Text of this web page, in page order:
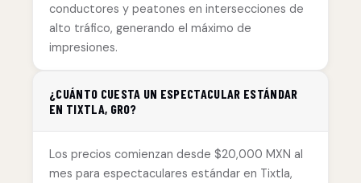
conductores y peatones en intersecciones de
alto tráfico, generando el máximo de
impresiones.
¿CUÁNTO CUESTA UN ESPECTACULAR ESTÁNDAR
EN TIXTLA, GRO?
Los precios comienzan desde $20,000 MXN al
mes para espectaculares estándar en Tixtla,